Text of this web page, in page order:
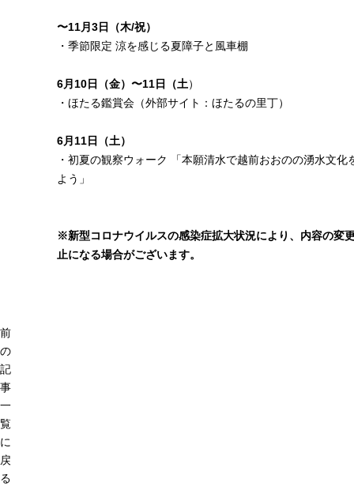
〜11月3日（木/祝）
・ 季節限定 涼を感じる夏障子と風車棚
6月10日（金）〜11日（土）
・ ほたる鑑賞会 （外部サイト：ほたるの里丁）
6月11日（土）
・ 初夏の観察ウォーク 「本願清水で越前おおのの湧水文化
よう」
※新型コロナウイルスの感染症拡大状況により、内容の変
止になる場合がございます。
前
の
記
事
一
覧
に
戻
る